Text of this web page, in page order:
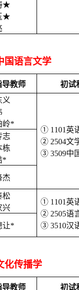
★
★
国语言文学
导教师 初试
义
岭*
① 1101英
② 2504文
③ 3509中
志
栋
*
杰
松
兴
① 1101英
② 2505语
③ 3510汉
让*
化传播学
导教师 初试